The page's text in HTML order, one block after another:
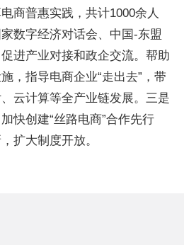
商普惠实践，共计1000余人
数字经济对话会、中国-东盟
进产业对接和政企交流。帮助
，指导电商企业“走出去”，带
云计算等全产业链发展。三是
快创建“丝路电商”合作先行
扩大制度开放。